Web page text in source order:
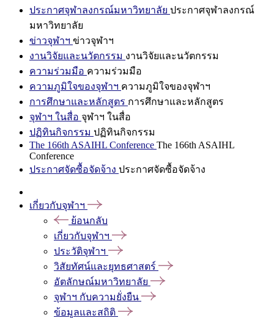
ประกาศจุฬาลงกรณ์มหาวิทยาลัย ประกาศจุฬาลงกรณ์
มหาวิทยาลัย
ข่าวจุฬาฯ ข่าวจุฬาฯ
งานวิจัยและนวัตกรรม งานวิจัยและนวัตกรรม
ความร่วมมือ ความร่วมมือ
ความภูมิใจของจุฬาฯ ความภูมิใจของจุฬาฯ
การศึกษาและหลักสูตร การศึกษาและหลักสูตร
จุฬาฯ ในสื่อ จุฬาฯ ในสื่อ
ปฏิทินกิจกรรม ปฏิทินกิจกรรม
The 166th ASAIHL Conference The 166th ASAIHL
Conference
ประกาศจัดซื้อจัดจ้าง ประกาศจัดซื้อจัดจ้าง
เกี่ยวกับจุฬาฯ
ย้อนกลับ
เกี่ยวกับจุฬาฯ
ประวัติจุฬาฯ
วิสัยทัศน์และยุทธศาสตร์
อัตลักษณ์มหาวิทยาลัย
จุฬาฯ กับความยั่งยืน
ข้อมูลและสถิติ